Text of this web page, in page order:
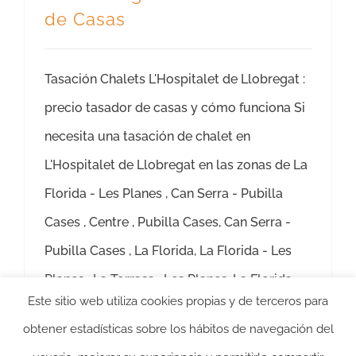
de Casas
Tasación Chalets L'Hospitalet de Llobregat :
precio tasador de casas y cómo funciona Si
necesita una tasación de chalet en
L'Hospitalet de Llobregat en las zonas de La
Florida - Les Planes , Can Serra - Pubilla
Cases , Centre , Pubilla Cases, Can Serra -
Pubilla Cases , La Florida, La Florida - Les
Planes , La Torrasa , Les Planes, La Florida
Más información
Este sitio web utiliza cookies propias y de terceros para
obtener estadísticas sobre los hábitos de navegación del